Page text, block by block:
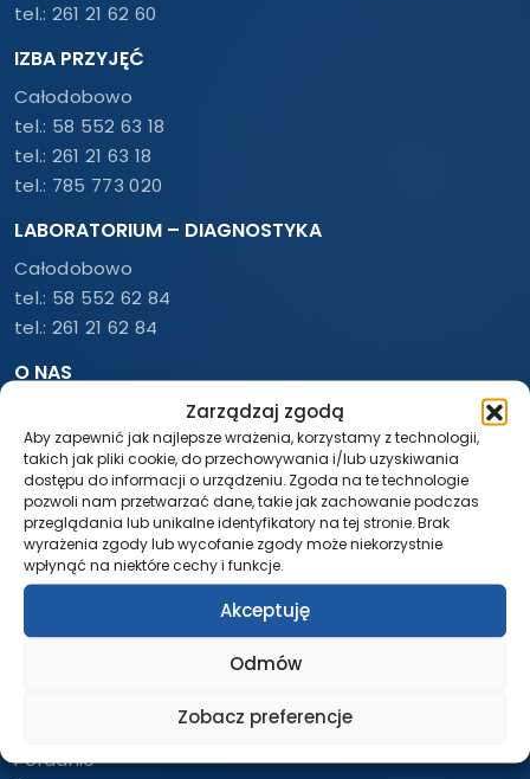
Zarządzaj zgodą
Aby zapewnić jak najlepsze wrażenia, korzystamy z technologii,
takich jak pliki cookie, do przechowywania i/lub uzyskiwania
dostępu do informacji o urządzeniu. Zgoda na te technologie
pozwoli nam przetwarzać dane, takie jak zachowanie podczas
przeglądania lub unikalne identyfikatory na tej stronie. Brak
wyrażenia zgody lub wycofanie zgody może niekorzystnie
wpłynąć na niektóre cechy i funkcje.
Akceptuję
Odmów
Zobacz preferencje
tel.: 261 21 62 60
IZBA PRZYJĘĆ
Całodobowo
tel.: 58 552 63 18
tel.: 261 21 63 18
tel.: 785 773 020
LABORATORIUM – DIAGNOSTYKA
Całodobowo
tel.: 58 552 62 84
tel.: 261 21 62 84
O NAS
Zespół
Struktura szpitala
Dokumenty dla Sygnalistów
Deklaracja dostępności
Polityka prywatności
Ochrona danych osobowych
SZPITAL
Poradnie